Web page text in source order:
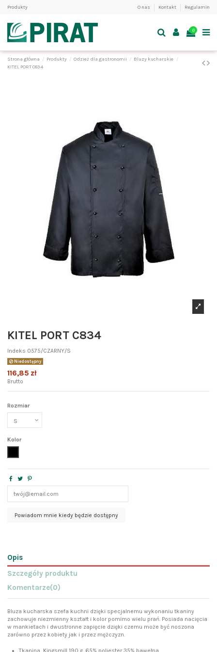
Produkty O nas Kontakt Regulamin
0
Strona główna Produkty Odzież dla gastronomii
Bluzy kucharskie
KITEL PORT C834
KITEL PORT C834
Indeks 0575/CZARNY/S
Niedostępny
116,85 zł
Brutto
Rozmiar
Kolor
Opis
Szczegóły produktu
Komentarze(0)
Bluza kucharska szefa kuchni dzięki specjalnemu wykonaniu tkaniny
zachowuje niezmienny kształt i kolor pomimo wielu prań. Posiada nacięcia
w mankietach i dwustronne zapięcie dzięki czemu może być noszona
zarówno przez kobiety jak i przez mężczyzn.
Tkanina Kingsmill 190 g. 65% poliester 35% bawełna